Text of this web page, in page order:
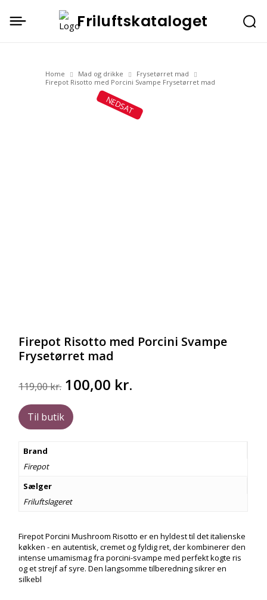
Friluftskataloget
Home Mad og drikke
Frysetørret mad
Firepot Risotto med Porcini Svampe Frysetørret mad
NEDSAT
Firepot Risotto med Porcini Svampe
Frysetørret mad
119,00kr. Den
oprindelige
pris
var:
119,00 kr..
100,00 kr.
Til butik
Brand
Firepot
Sælger
Friluftslageret
Firepot Porcini Mushroom Risotto er en hyldest til det italienske
køkken - en autentisk, cremet og fyldig ret, der kombinerer den
intense umamismag fra porcini-svampe med perfekt kogte ris
og et strejf af syre. Den langsomme tilberedning sikrer en
silkebl